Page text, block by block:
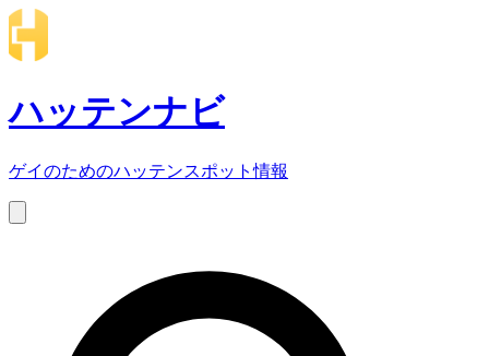
ハッテンナビ
ゲイのためのハッテンスポット情報